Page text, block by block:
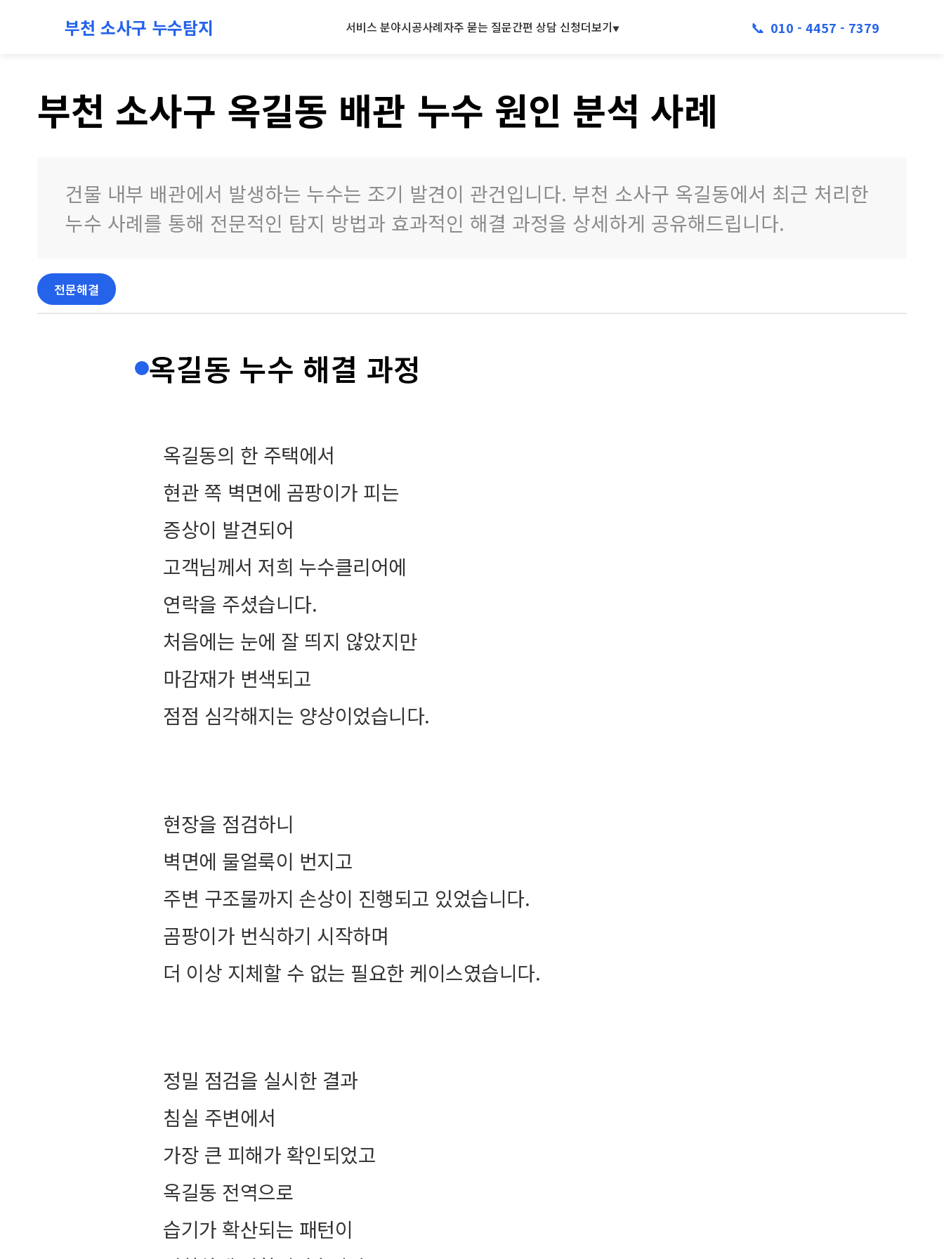
부천 소사구 누수탐지 서비스 분야시공사례자주 묻는 질문간편 상담 신청더보기 📞 010 - 4457 - 7379
부천 소사구 옥길동 배관 누수 원인 분석 사례
건물 내부 배관에서 발생하는 누수는 조기 발견이 관건입니다. 부천 소사구 옥길동에서 최근 처리한
누수 사례를 통해 전문적인 탐지 방법과 효과적인 해결 과정을 상세하게 공유해드립니다.
전문해결
옥길동 누수 해결 과정
옥길동의 한 주택에서
현관 쪽 벽면에 곰팡이가 피는
증상이 발견되어
고객님께서 저희 누수클리어에
연락을 주셨습니다.
처음에는 눈에 잘 띄지 않았지만
마감재가 변색되고
점점 심각해지는 양상이었습니다.
현장을 점검하니
벽면에 물얼룩이 번지고
주변 구조물까지 손상이 진행되고 있었습니다.
곰팡이가 번식하기 시작하며
더 이상 지체할 수 없는 필요한 케이스였습니다.
정밀 점검을 실시한 결과
침실 주변에서
가장 큰 피해가 확인되었고
옥길동 전역으로
습기가 확산되는 패턴이